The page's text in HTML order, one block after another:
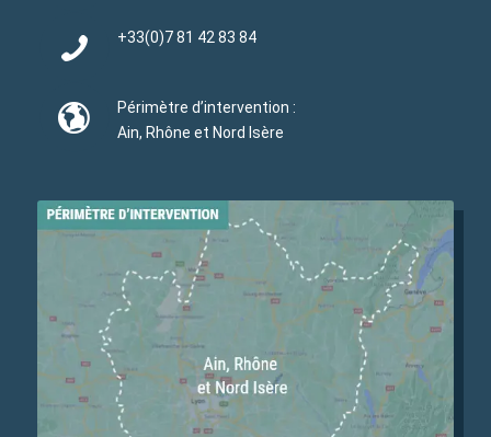
+33(0)7 81 42 83 84
Périmètre d’intervention :
Ain, Rhône et Nord Isère